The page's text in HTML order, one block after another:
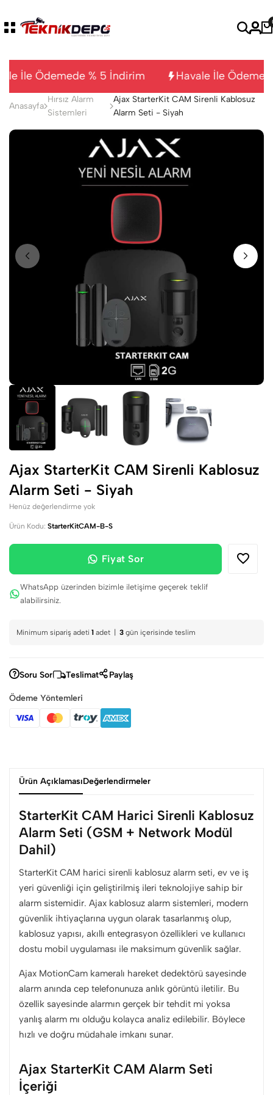
İle Ödemede % 5 İndirim Havale İle
Anasayfa
Hırsız Alarm
Sistemleri
Ajax StarterKit CAM Sirenli Kablosuz
Alarm Seti - Siyah
Ajax StarterKit CAM Sirenli Kablosuz
Alarm Seti - Siyah
Henüz değerlendirme yok
Ürün Kodu: StarterKitCAM-B-S
Fiyat Sor
WhatsApp üzerinden bizimle iletişime geçerek teklif
alabilirsiniz.
Minimum sipariş adeti 1 adet | 3 gün içerisinde teslim
Soru Sor Teslimat Paylaş
Ödeme Yöntemleri
Ürün AçıklamasıDeğerlendirmeler
StarterKit CAM Harici Sirenli Kablosuz
Alarm Seti (GSM + Network Modül
Dahil)
StarterKit CAM harici sirenli kablosuz alarm seti, ev ve iş
yeri güvenliği için geliştirilmiş ileri teknolojiye sahip bir
alarm sistemidir. Ajax kablosuz alarm sistemleri, modern
güvenlik ihtiyaçlarına uygun olarak tasarlanmış olup,
kablosuz yapısı, akıllı entegrasyon özellikleri ve kullanıcı
dostu mobil uygulaması ile maksimum güvenlik sağlar.
Ajax MotionCam kameralı hareket dedektörü sayesinde
alarm anında cep telefonunuza anlık görüntü iletilir. Bu
özellik sayesinde alarmın gerçek bir tehdit mi yoksa
yanlış alarm mı olduğu kolayca analiz edilebilir. Böylece
hızlı ve doğru müdahale imkanı sunar.
Ajax StarterKit CAM Alarm Seti
İçeriği